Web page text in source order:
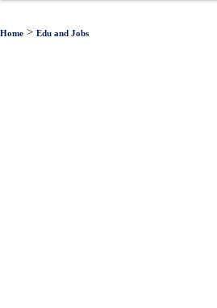
Home > Edu and Jobs